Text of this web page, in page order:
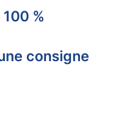
%
consigne